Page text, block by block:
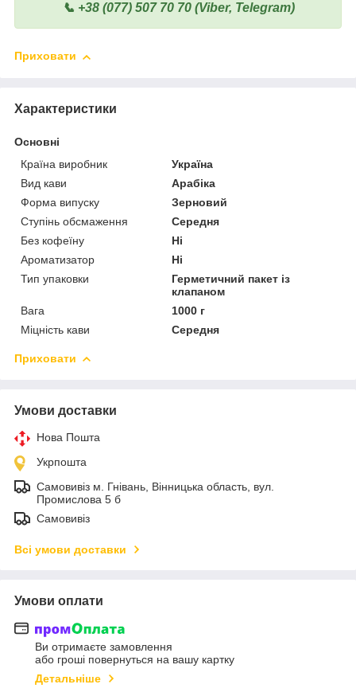
📞 +38 (077) 507 70 70 (Viber, Telegram)
Приховати
Характеристики
Основні
Країна виробник
Україна
Вид кави
Арабіка
Форма випуску
Зерновий
Ступінь обсмаження
Середня
Без кофеїну
Ні
Ароматизатор
Ні
Тип упаковки
Герметичний пакет із
клапаном
Вага
1000 г
Міцність кави
Середня
Приховати
Умови доставки
Нова Пошта
Укрпошта
Самовивіз м. Гнівань, Вінницька область, вул.
Промислова 5 б
Самовивіз
Всі умови доставки
Умови оплати
Ви отримаєте замовлення
або гроші повернуться на вашу картку
Детальніше